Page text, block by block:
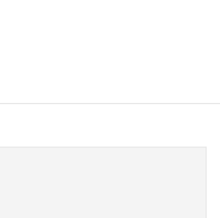
是左撇
賽成績歷